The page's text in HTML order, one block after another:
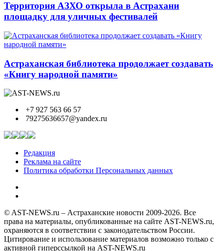
Территория АЗХО открыла в Астрахани
площадку для уличных фестивалей
Астраханская библиотека продолжает создавать
«Книгу народной памяти»
+7 927 563 66 57
79275636657@yandex.ru
Редакция
Реклама на сайте
Политика обработки Персональных данных
© AST-NEWS.ru – Астраханские новости 2009-2026. Все
права на материалы, опубликованные на сайте AST-NEWS.ru,
охраняются в соответствии с законодательством России.
Цитирование и использование материалов возможно только с
активной гиперссылкой на AST-NEWS.ru